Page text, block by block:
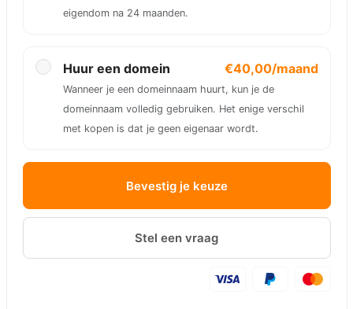
eigendom na 24 maanden.
Huur een domein €40,00/maand
Wanneer je een domeinnaam huurt, kun je de
domeinnaam volledig gebruiken. Het enige verschil
met kopen is dat je geen eigenaar wordt.
Bevestig je keuze
Stel een vraag